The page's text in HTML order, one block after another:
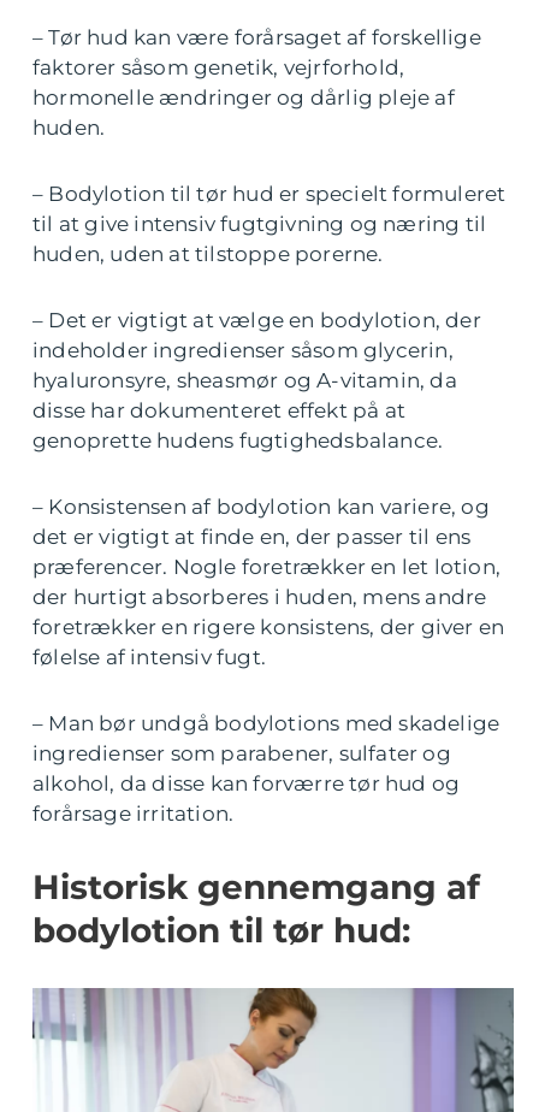
– Tør hud kan være forårsaget af forskellige
faktorer såsom genetik, vejrforhold,
hormonelle ændringer og dårlig pleje af
huden.
– Bodylotion til tør hud er specielt formuleret
til at give intensiv fugtgivning og næring til
huden, uden at tilstoppe porerne.
– Det er vigtigt at vælge en bodylotion, der
indeholder ingredienser såsom glycerin,
hyaluronsyre, sheasmør og A-vitamin, da
disse har dokumenteret effekt på at
genoprette hudens fugtighedsbalance.
– Konsistensen af bodylotion kan variere, og
det er vigtigt at finde en, der passer til ens
præferencer. Nogle foretrækker en let lotion,
der hurtigt absorberes i huden, mens andre
foretrækker en rigere konsistens, der giver en
følelse af intensiv fugt.
– Man bør undgå bodylotions med skadelige
ingredienser som parabener, sulfater og
alkohol, da disse kan forværre tør hud og
forårsage irritation.
Historisk gennemgang af
bodylotion til tør hud: